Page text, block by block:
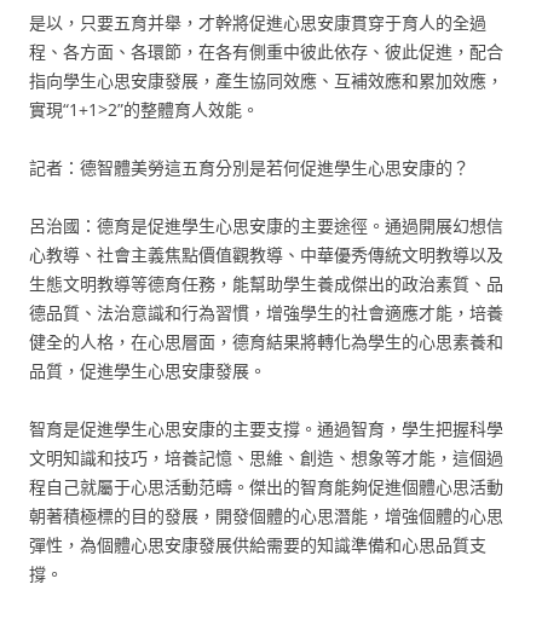
是以，只要五育并舉，才幹將促進心思安康貫穿于育人的全過
程、各方面、各環節，在各有側重中彼此依存、彼此促進，配合
指向學生心思安康發展，產生協同效應、互補效應和累加效應，
實現“1+1>2”的整體育人效能。
記者：德智體美勞這五育分別是若何促進學生心思安康的？
呂治國：德育是促進學生心思安康的主要途徑。通過開展幻想信
心教導、社會主義焦點價值觀教導、中華優秀傳統文明教導以及
生態文明教導等德育任務，能幫助學生養成傑出的政治素質、品
德品質、法治意識和行為習慣，增強學生的社會適應才能，培養
健全的人格，在心思層面，德育結果將轉化為學生的心思素養和
品質，促進學生心思安康發展。
智育是促進學生心思安康的主要支撐。通過智育，學生把握科學
文明知識和技巧，培養記憶、思維、創造、想象等才能，這個過
程自己就屬于心思活動范疇。傑出的智育能夠促進個體心思活動
朝著積極標的目的發展，開發個體的心思潛能，增強個體的心思
彈性，為個體心思安康發展供給需要的知識準備和心思品質支
撐。